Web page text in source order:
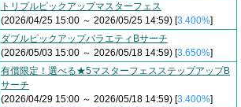
トリプルピックアップマスターフェス
(2026/04/25 15:00 ～ 2026/05/25 14:59) [3.400%]
ダブルピックアップバラエティBサーチ
(2026/05/03 15:00 ～ 2026/05/18 14:59) [3.650%]
有償限定！選べる★5マスターフェスステップアップB
サーチ
(2026/04/29 15:00 ～ 2026/05/18 14:59) [3.400%]